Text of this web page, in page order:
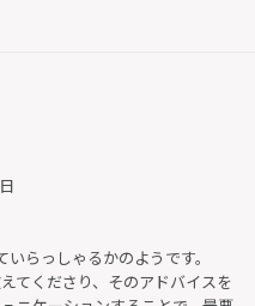
らっしゃるかのようです。
てくださり、そのアドバイスを